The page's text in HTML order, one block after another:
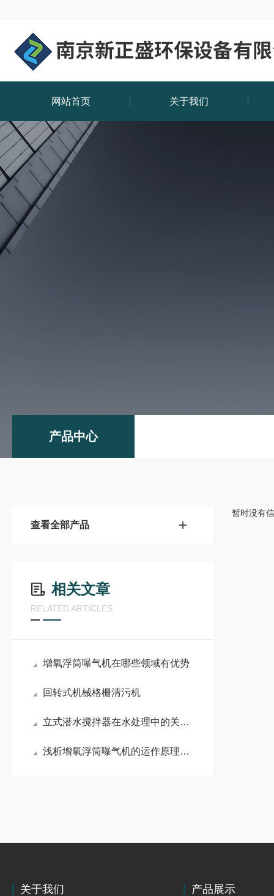
网站首页 关于我们
产品中心
查看全部产品
相关文章
RELATED ARTICLES
增氧浮筒曝气机在哪些领域有优势
回转式机械格栅清污机
立式潜水搅拌器在水处理中的关键作用？
浅析增氧浮筒曝气机的运作原理有哪些
暂时没有
关于我们 产品展示